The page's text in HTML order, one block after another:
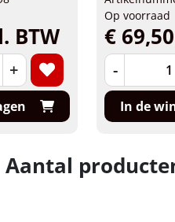
BTW
+
Op voorraad
€
-
In de
Aantal